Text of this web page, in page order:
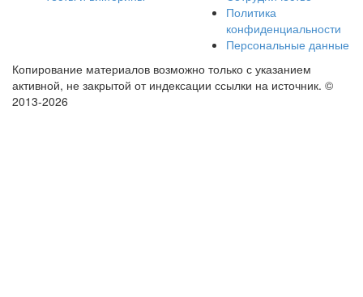
Политика
конфиденциальности
Персональные данные
Копирование материалов возможно только с указанием
активной, не закрытой от индексации ссылки на источник. ©
2013-2026